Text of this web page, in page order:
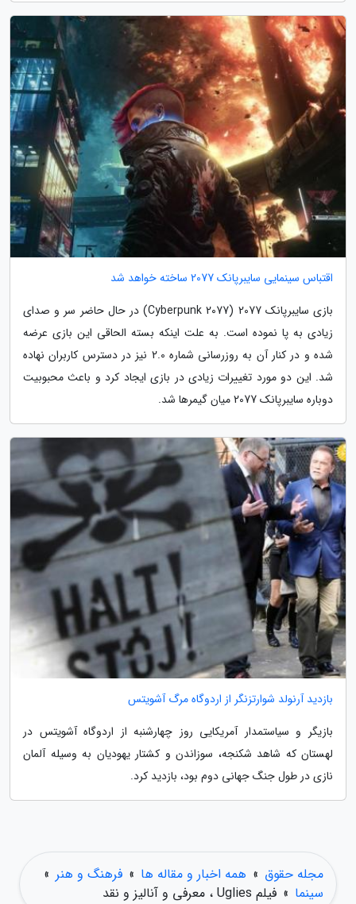
اقتباس سینمایی سایبرپانک 2077 ساخته خواهد شد
بازی سایبرپانک 2077 (Cyberpunk 2077) در حال حاضر سر و صدای
زیادی به پا نموده است. به علت اینکه بسته الحاقی این بازی عرضه
شده و در کنار آن به روزرسانی شماره 2.0 نیز در دسترس کاربران نهاده
شد. این دو مورد تغییرات زیادی در بازی ایجاد کرد و باعث محبوبیت
دوباره سایبرپانک 2077 میان گیمرها شد.
بازدید آرنولد شوارتزنگر از اردوگاه مرگ آشویتس
بازیگر و سیاستمدار آمریکایی روز چهارشنبه از اردوگاه آشویتس در
لهستان که شاهد شکنجه، سوزاندن و کشتار یهودیان به وسیله آلمان
نازی در طول جنگ جهانی دوم بود، بازدید کرد.
مجله حقوق » همه اخبار و مقاله ها » فرهنگ و هنر »
سینما » فیلم Uglies ، معرفی و آنالیز و نقد